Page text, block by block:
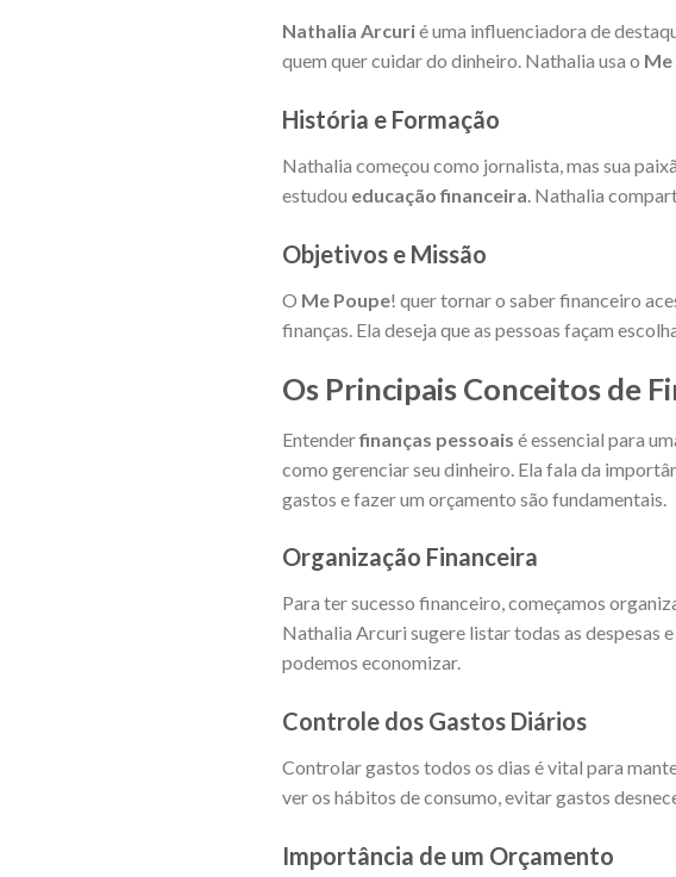
Nathalia Arcurié uma influenciadora de
quem quer cuidar do dinheiro. Nathalia usa o Me
História e Formação
Nathalia começou como jornalista, mas sua
estudou educação financeira. Nathalia
Objetivos e Missão
O Me Poupe! quer tornar o saber financeiro
finanças. Ela deseja que as pessoas façam
Os Principais Conceitos de
Entenderfinanças pessoais é essencial para
como gerenciar seu dinheiro. Ela fala da
gastos e fazer um orçamento são fundamentais.
Organização Financeira
Para ter sucesso financeiro, começamos
Nathalia Arcuri sugere listar todas as despesas
podemos economizar.
Controle dos Gastos Diários
Controlar gastos todos os dias é vital para
ver os hábitos de consumo, evitar gastos
Importância de um Orçamento